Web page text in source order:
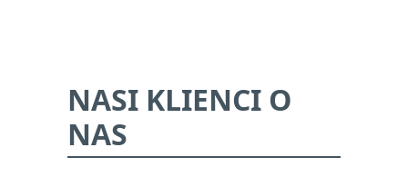
NASI KLIENCI O
NAS